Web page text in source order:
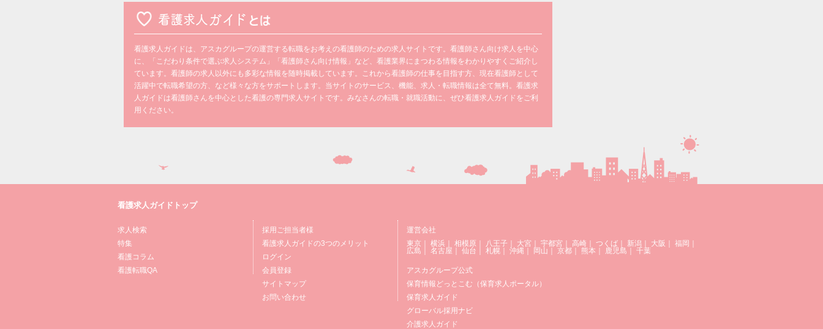
看護求人ガイドは、アスカグループの運営する転職をお考えの看護師のための求人サイトです。看護師さん向け求人を中心
に、「こだわり条件で選ぶ求人システム」「看護師さん向け情報」など、看護業界にまつわる情報をわかりやすくご紹介し
ています。看護師の求人以外にも多彩な情報を随時掲載しています。これから看護師の仕事を目指す方、現在看護師として
活躍中で転職希望の方、など様々な方をサポートします。当サイトのサービス、機能、求人・転職情報は全て無料。看護求
人ガイドは看護師さんを中心とした看護の専門求人サイトです。みなさんの転職・就職活動に、ぜひ看護求人ガイドをご利
用ください。
看護求人ガイドトップ
求人検索
特集
看護コラム
看護転職QA
採用ご担当者様
看護求人ガイドの3つのメリット
ログイン
会員登録
サイトマップ
お問い合わせ
運営会社
東京 ｜横浜 ｜相模原 八王子 大宮 ｜宇都宮 ｜高崎 ｜つくば 新潟 大阪 ｜福岡
広島 ｜名古屋 ｜仙台 ｜札幌 ｜沖縄 岡山 ｜京都 熊本 鹿児島 ｜千葉
アスカグループ公式
保育情報どっとこむ（保育求人ポータル）
保育求人ガイド
グローバル採用ナビ
介護求人ガイド